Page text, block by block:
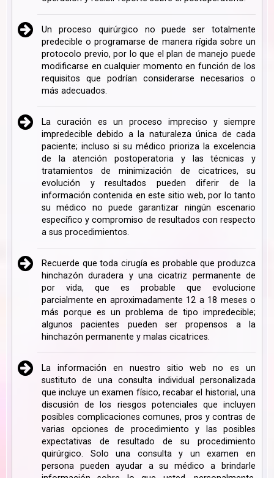
Un proceso quirúrgico no puede ser totalmente
predecible o programarse de manera rígida sobre un
protocolo previo, por lo que el plan de manejo puede
modificarse en cualquier momento en función de los
requisitos que podrían considerarse necesarios o
más adecuados.
La curación es un proceso impreciso y siempre
impredecible debido a la naturaleza única de cada
paciente; incluso si su médico prioriza la excelencia
de la atención postoperatoria y las técnicas y
tratamientos de minimización de cicatrices, su
evolución y resultados pueden diferir de la
información contenida en este sitio web, por lo tanto
su médico no puede garantizar ningún escenario
específico y compromiso de resultados con respecto
a sus procedimientos.
Recuerde que toda cirugía es probable que produzca
hinchazón duradera y una cicatriz permanente de
por vida, que es probable que evolucione
parcialmente en aproximadamente 12 a 18 meses o
más porque es un problema de tipo impredecible;
algunos pacientes pueden ser propensos a la
hinchazón permanente y malas cicatrices.
La información en nuestro sitio web no es un
sustituto de una consulta individual personalizada
que incluye un examen físico, recabar el historial, una
discusión de los riesgos potenciales que incluyen
posibles complicaciones comunes, pros y contras de
varias opciones de procedimiento y las posibles
expectativas de resultado de su procedimiento
quirúrgico. Solo una consulta y un examen en
persona pueden ayudar a su médico a brindarle